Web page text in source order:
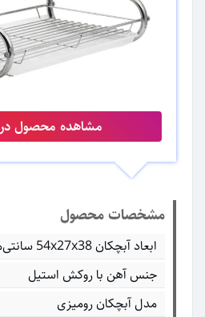
مشاهده محصول در
مشخصات محصول
ابعاد آبچکان 54x27x38 سانتی‌متر
جنس آهن با روکش استیل
مدل آبچکان رومیزی